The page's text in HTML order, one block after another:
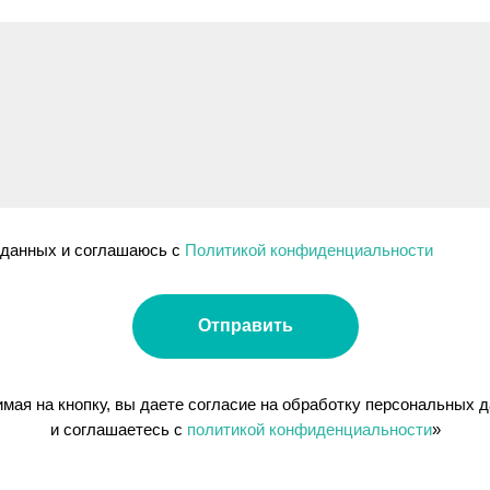
и соглашаюсь c Политикой конфиденциальности
Отправить
на кнопку, вы даете согласие на обработку персональных
и соглашаетесь c политикой конфиденциальности»